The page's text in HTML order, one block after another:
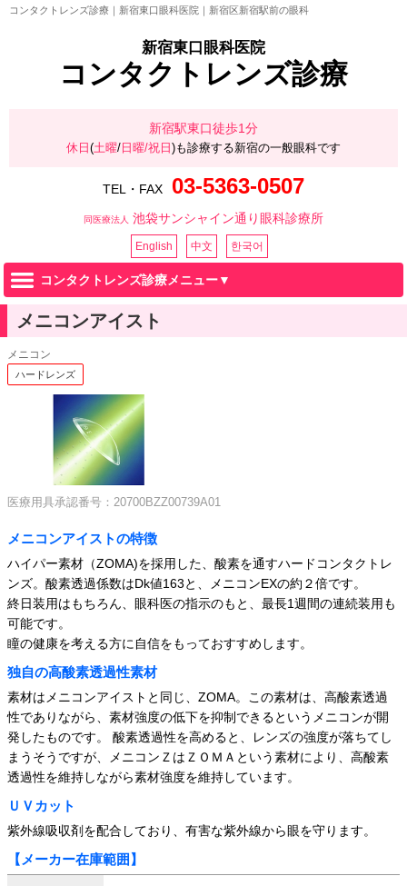
コンタクトレンズ診療｜新宿東口眼科医院｜新宿区新宿駅前の眼科
新宿東口眼科医院
コンタクトレンズ診療
新宿駅東口徒歩1分
休日 (土曜/ 日曜/祝日 )も診療する新宿の一般眼科です
TEL・FAX 03-5363-0507
同医療法人 池袋サンシャイン通り眼科診療所
English 中文 한국어
コンタクトレンズ診療メニュー▼
メニコンアイスト
メニコン
ハードレンズ
医療用具承認番号：20700BZZ00739A01
メニコンアイストの特徴
ハイパー素材（ZOMA)を採用した、酸素を通すハードコンタクトレ
ンズ。酸素透過係数はDk値163と、メニコンEXの約２倍です。
終日装用はもちろん、眼科医の指示のもと、最長1週間の連続装用も
可能です。
瞳の健康を考える方に自信をもっておすすめします。
独自の高酸素透過性素材
素材はメニコンアイストと同じ、ZOMA。この素材は、高酸素透過
性でありながら、素材強度の低下を抑制できるというメニコンが開
発したものです。 酸素透過性を高めると、レンズの強度が落ちてし
まうそうですが、メニコンＺはＺＯＭＡという素材により、高酸素
透過性を維持しながら素材強度を維持しています。
ＵＶカット
紫外線吸収剤を配合しており、有害な紫外線から眼を守ります。
【メーカー在庫範囲】